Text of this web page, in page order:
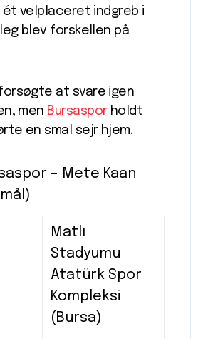
ét velplaceret indgreb i
blev forskellen på
at svare igen
men Bursasporholdt
en smal sejr hjem.
– Mete Kaan
Matlı
Stadyumu
Atatürk Spor
Kompleksi
(Bursa)